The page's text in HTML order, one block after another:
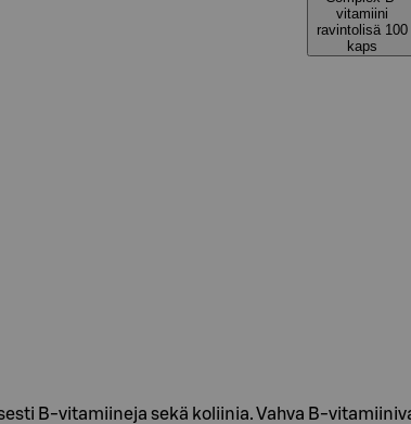
vitamiini
ravintolisä 100
kaps
B-vitamiineja sekä koliinia. Vahva B-